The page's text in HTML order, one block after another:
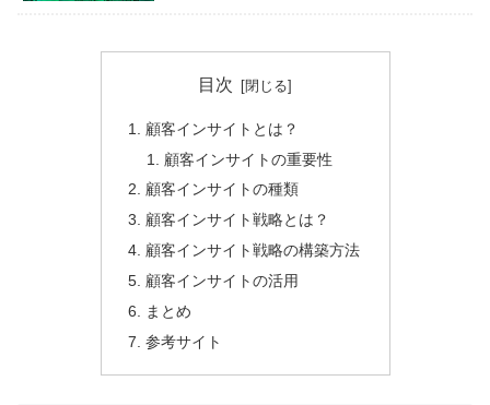
目次
顧客インサイトとは？
顧客インサイトの重要性
顧客インサイトの種類
顧客インサイト戦略とは？
顧客インサイト戦略の構築方法
顧客インサイトの活用
まとめ
参考サイト